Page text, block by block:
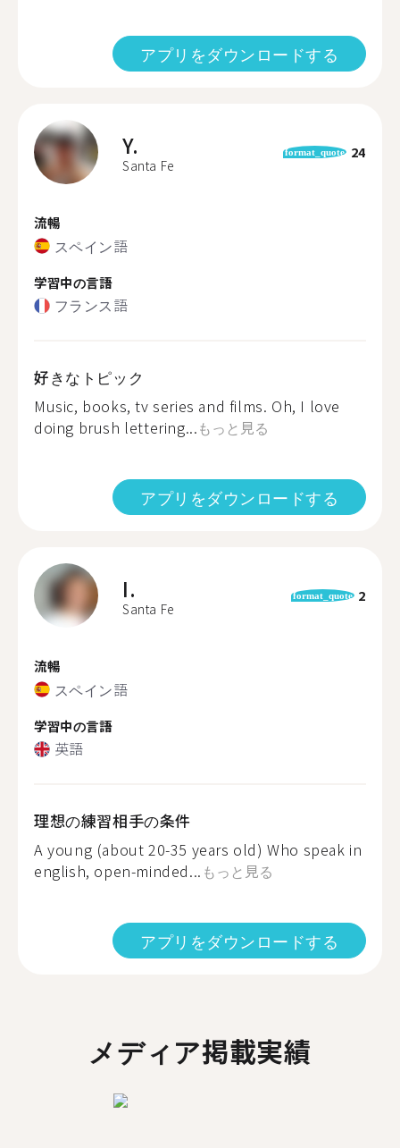
アプリをダウンロードする
Y.
Santa Fe
format_quote 24
流暢
スペイン語
学習中の言語
フランス語
好きなトピック
Music, books, tv series and films. Oh, I love
doing brush lettering...もっと見る
アプリをダウンロードする
I.
Santa Fe
format_quote 2
流暢
スペイン語
学習中の言語
英語
理想の練習相手の条件
A young (about 20-35 years old) Who speak in
english, open-minded... もっと見る
アプリをダウンロードする
メディア掲載実績